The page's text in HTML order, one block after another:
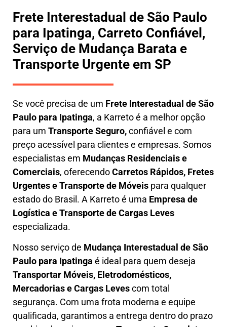
Frete Interestadual de São Paulo
para Ipatinga, Carreto Confiável,
Serviço de Mudança Barata e
Transporte Urgente em SP
Se você precisa de um Frete Interestadual de São
Paulo para Ipatinga, a Karreto é a melhor opção
para um Transporte Seguro,confiável e com
preço acessível para clientes e empresas. Somos
especialistas em Mudanças Residenciais e
Comerciais, oferecendoCarretos Rápidos, Fretes
Urgentes e Transporte de Móveis para qualquer
estado do Brasil. A Karretoé uma Empresa de
Logística e Transporte de Cargas Leves
especializada.
Nosso serviço de Mudança Interestadual de São
Paulo para Ipatinga é ideal para quem deseja
Transportar Móveis, Eletrodomésticos,
Mercadorias e Cargas Levescom total
segurança. Com uma frota moderna e equipe
qualificada, garantimos a entrega dentro do prazo